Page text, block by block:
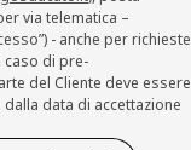
via telematica –
- anche per richieste
caso di pre-
del Cliente deve essere
data di accettazione